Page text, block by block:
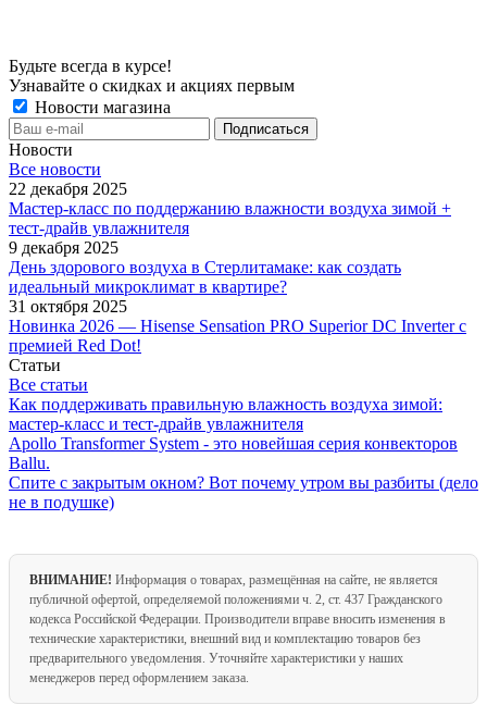
Будьте всегда в курсе!
Узнавайте о скидках и акциях первым
Новости магазина
Новости
Все новости
22 декабря 2025
Мастер-класс по поддержанию влажности воздуха зимой +
тест-драйв увлажнителя
9 декабря 2025
День здорового воздуха в Стерлитамаке: как создать
идеальный микроклимат в квартире?
31 октября 2025
Новинка 2026 — Hisense Sensation PRO Superior DC Inverter с
премией Red Dot!
Статьи
Все статьи
Как поддерживать правильную влажность воздуха зимой:
мастер-класс и тест-драйв увлажнителя
Apollo Transformer System - это новейшая серия конвекторов
Ballu.
Спите с закрытым окном? Вот почему утром вы разбиты (дело
не в подушке)
ВНИМАНИЕ! Информация о товарах, размещённая на сайте, не является
публичной офертой, определяемой положениями ч. 2, ст. 437 Гражданского
кодекса Российской Федерации. Производители вправе вносить изменения в
технические характеристики, внешний вид и комплектацию товаров без
предварительного уведомления. Уточняйте характеристики у наших
менеджеров перед оформлением заказа.